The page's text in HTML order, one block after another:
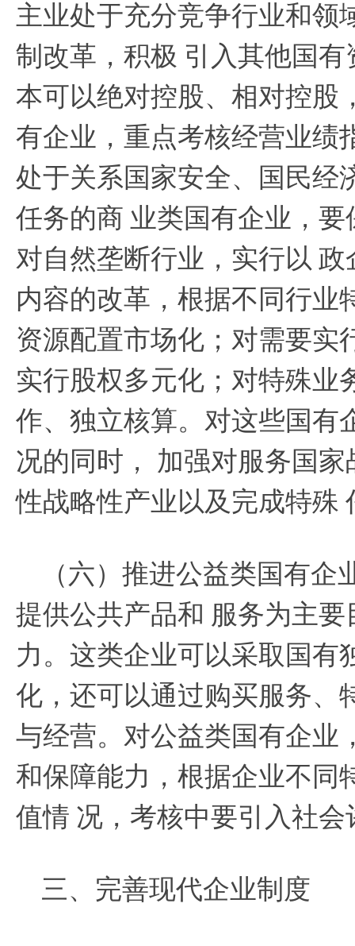
主业处于充分竞争行业和领
制改革，积极 引入其他国
本可以绝对控股、相对控股
有企业，重点考核经营业绩
处于关系国家安全、国民经
任务的商 业类国有企业，
对自然垄断行业，实行以 政
内容的改革，根据不同行业
资源配置市场化；对需要实
实行股权多元化；对特殊业
作、独立核算。对这些国有
况的同时，
加强对服务国
性战略性产业以及完成特殊
（六）推进公益类国有
提供公共产品和 服务为主
力。这类企业可以采取国有
化，还可以通过购买服务、
与经营。对公益类国有企业
和保障能力，根据企业不同
值情 况，考核中要引入社会
三、完善现代企业制度